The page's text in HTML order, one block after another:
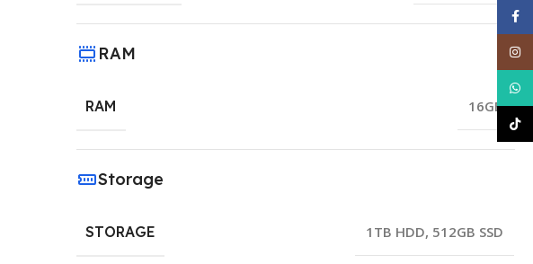
RAM
RAM 16GB
Storage
STORAGE 1TB HDD, 512GB SSD